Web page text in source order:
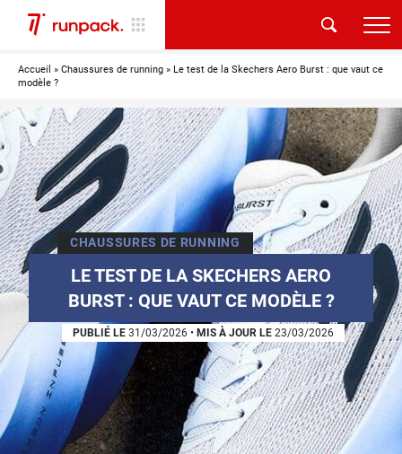
Accueil » Chaussures de running » Le test de la Skechers Aero Burst : que vaut ce
modèle ?
CHAUSSURES DE RUNNING
LE TEST DE LA SKECHERS AERO
BURST : QUE VAUT CE MODÈLE ?
PUBLIÉ LE 31/03/2026 • MIS À JOUR LE 23/03/2026